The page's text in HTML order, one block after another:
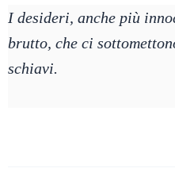
I desideri, anche più
brutto, che ci
schiavi.